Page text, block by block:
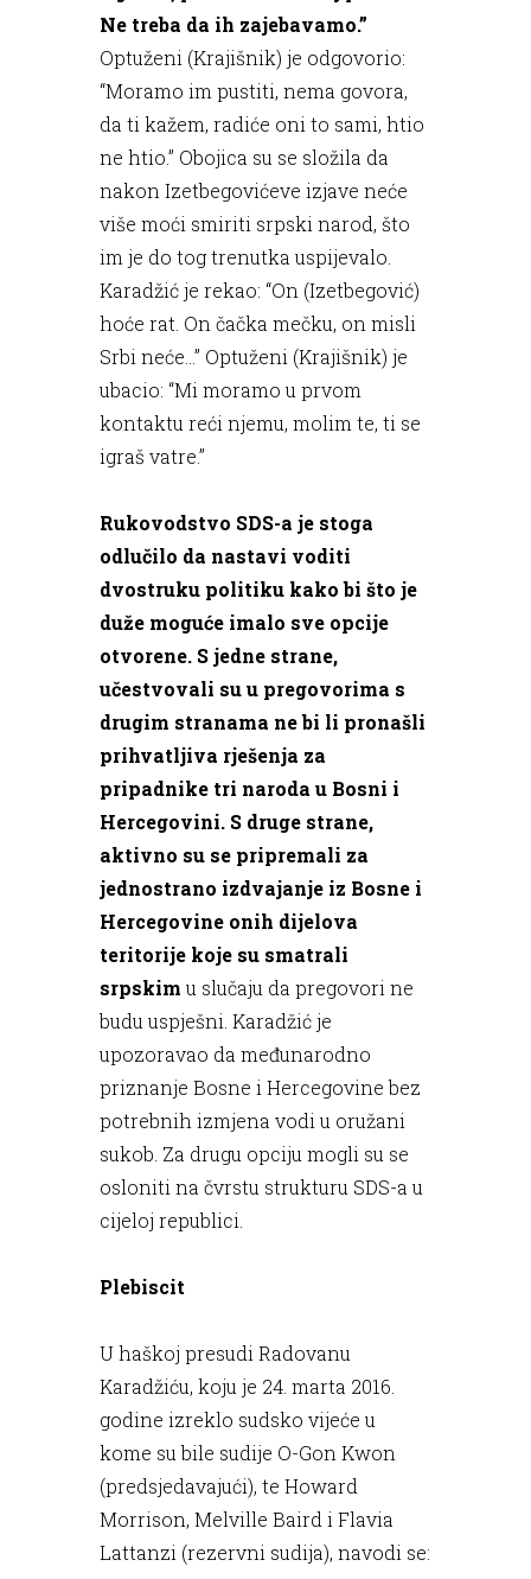
Ne treba da ih zajebavamo.”
Optuženi (Krajišnik) je odgovorio:
“Moramo im pustiti, nema govora,
da ti kažem, radiće oni to sami, htio
ne htio.” Obojica su se složila da
nakon Izetbegovićeve izjave neće
više moći smiriti srpski narod, što
im je do tog trenutka uspijevalo.
Karadžić je rekao: “On (Izetbegović)
hoće rat. On čačka mečku, on misli
Srbi neće...” Optuženi (Krajišnik) je
ubacio: “Mi moramo u prvom
kontaktu reći njemu, molim te, ti se
igraš vatre.”
Rukovodstvo SDS-a je stoga
odlučilo da nastavi voditi
dvostruku politiku kako bi što je
duže moguće imalo sve opcije
otvorene. S jedne strane,
učestvovali su u pregovorima s
drugim stranama ne bi li pronašli
prihvatljiva rješenja za
pripadnike tri naroda u Bosni i
Hercegovini. S druge strane,
aktivno su se pripremali za
jednostrano izdvajanje iz Bosne i
Hercegovine onih dijelova
teritorije koje su smatrali
srpskim u slučaju da pregovori ne
budu uspješni. Karadžić je
upozoravao da međunarodno
priznanje Bosne i Hercegovine bez
potrebnih izmjena vodi u oružani
sukob. Za drugu opciju mogli su se
osloniti na čvrstu strukturu SDS-a u
cijeloj republici.
Plebiscit
U haškoj presudi Radovanu
Karadžiću, koju je 24. marta 2016.
godine izreklo sudsko vijeće u
kome su bile sudije O-Gon Kwon
(predsjedavajući), te Howard
Morrison, Melville Baird i Flavia
Lattanzi (rezervni sudija), navodi se: